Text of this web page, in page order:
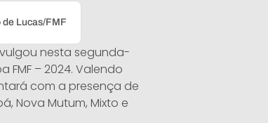
de Lucas/FMF
nesta segunda-
– 2024. Valendo
com a presença de
Nova Mutum, Mixto e